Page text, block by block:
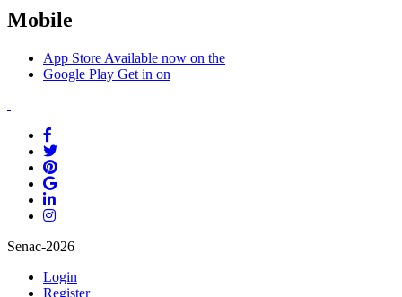
Mobile
App Store Available now on the
Google Play Get in on
Senac-2026
Login
Register